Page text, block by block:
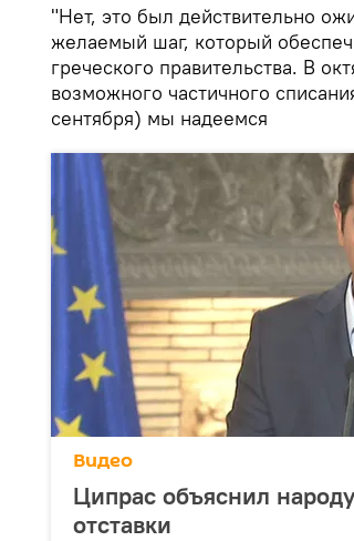
"Нет, это был действительно
желаемый шаг, который
греческого правительства. В
возможного частичного
сентября) мы надеемся
Видео
Ципрас объяснил
отставки